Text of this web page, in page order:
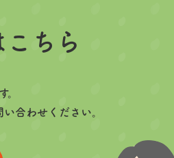
ちら
。
合わせください。